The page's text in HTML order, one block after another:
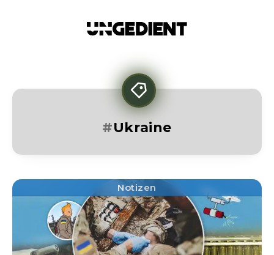
Ukraine
Notizen